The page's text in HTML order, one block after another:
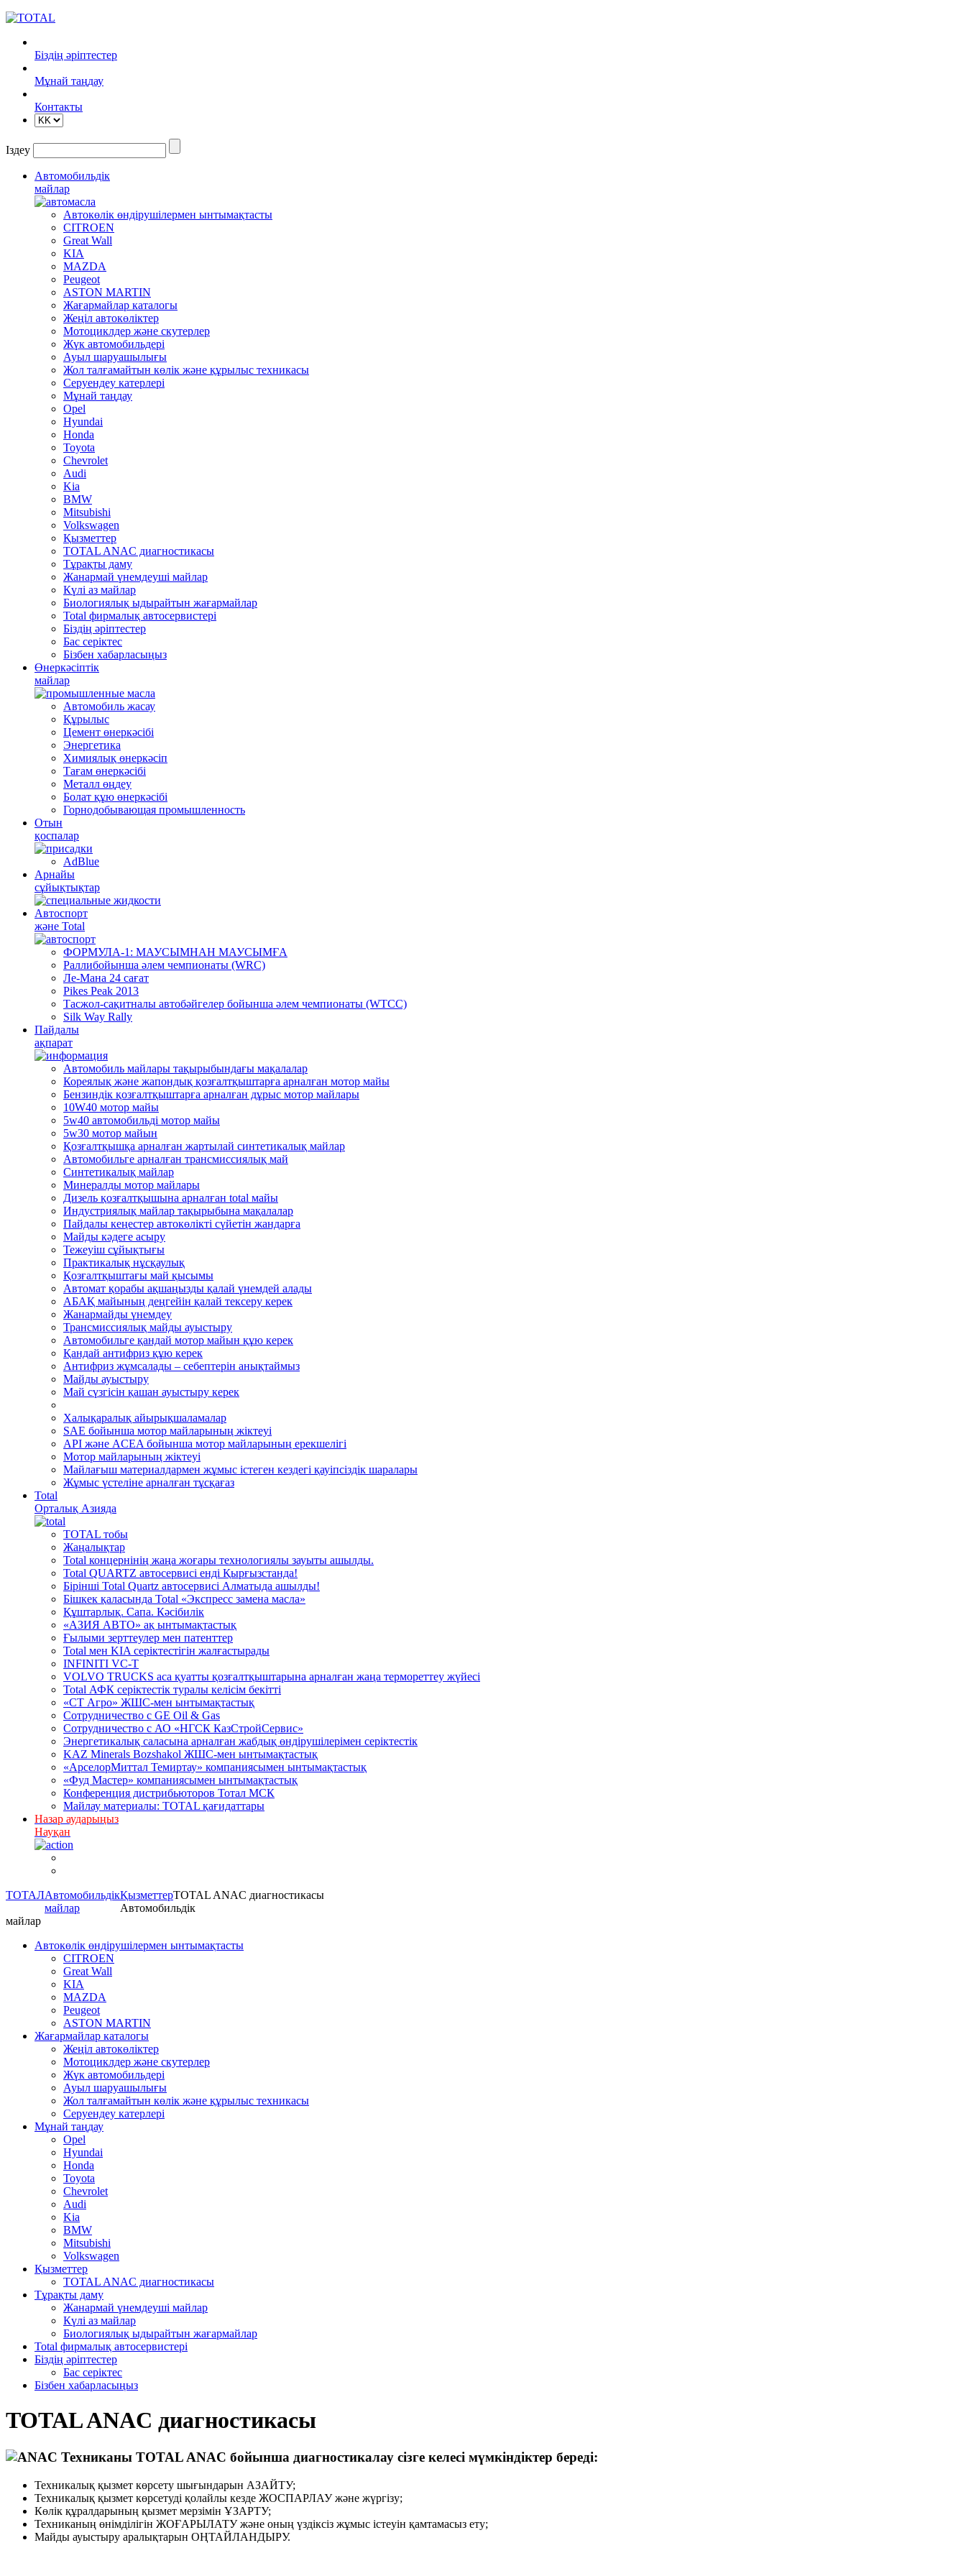
Біздің әріптестер
Mұнай таңдау
Контакты
Іздеу
Автомобильдік
майлар
Автокөлік өндірушілермен ынтымақтасты
CITROEN
Great Wall
KIA
MAZDA
Peugeot
ASTON MARTIN
Жағармайлар каталогы
Жеңіл автокөліктер
Мотоциклдер және скутерлер
Жүк автомобильдері
Ауыл шаруашылығы
Жол талғамайтын көлік және құрылыс техникасы
Серуендеу катерлері
Mұнай таңдау
Opel
Hyundai
Honda
Toyota
Chevrolet
Audi
Kia
BMW
Mitsubishi
Volkswagen
Қызметтер
TOTAL ANAC диагностикасы
Тұрақты даму
Жанармай үнемдеуші майлар
Күлі аз майлар
Биологиялық ыдырайтын жағармайлар
Total фирмалық автосервистері
Біздің әріптестер
Бас серіктес
Бізбен хабарласыңыз
Өнеркәсіптік
майлар
Автомобиль жасау
Құрылыс
Цемент өнеркәсібі
Энергетика
Химиялық өнеркәсіп
Тағам өнеркәсібі
Металл өңдеу
Болат құю өнеркәсібі
Горнодобывающая промышленность
Отын
қоспалар
AdBlue
Арнайы
сұйықтықтар
Автоспорт
және Total
ФОРМУЛА-1: МАУСЫМНАН МАУСЫМҒА
Раллибойынша әлем чемпионаты (WRC)
Ле-Мана 24 сағат
Pikes Peak 2013
Тасжол-сақитналы автобәйгелер бойынша әлем чемпионаты (WTCC)
Silk Way Rally
Пайдалы
ақпарат
Автомобиль майлары тақырыбындағы мақалалар
Кореялық және жапондық қозғалтқыштарға арналған мотор майы
Бензиндік қозғалтқыштарға арналған дұрыс мотор майлары
10W40 мотор майы
5w40 автомобильді мотор майы
5w30 мотор майын
Қозғалтқышқа арналған жартылай синтетикалық майлар
Автомобильге арналған трансмиссиялық май
Синтетикалық майлар
Минералды мотор майлары
Дизель қозғалтқышына арналған total майы
Индустриялық майлар тақырыбына мақалалар
Пайдалы кеңестер автокөлікті сүйетін жандарға
Mайды кәдеге асыру
Тежеуіш cұйықтығы
Практикалық нұсқаулық
Қозғалтқыштағы май қысымы
Автомат қорабы ақшаңызды қалай үнемдей алады
АБАҚ майының деңгейін қалай тексеру керек
Жанармайды үнемдеу
Трансмиссиялық майды ауыстыру
Автомобильге қандай мотор майын құю керек
Қандай антифриз құю керек
Антифриз жұмсалады – себептерін анықтаймыз
Майды ауыстыру
Май сүзгісін қашан ауыстыру керек
Халықаралық айырықшаламалар
SAE бойынша мотор майларының жіктеуі
API және ACEA бойынша мотор майларының ерекшелігі
Мотор майларының жіктеуі
Майлағыш материалдармен жұмыс істеген кездегі қауіпсіздік шаралары
Жұмыс үстеліне арналған тұсқағаз
Total
Орталық Азияда
TOTAL тобы
Жаңалықтар
Total концернінің жаңа жоғары технологиялы зауыты ашылды.
Total QUARTZ автосервисі енді Қырғызстанда!
Бірінші Total Quartz автосервисі Алматыда ашылды!
Бішкек қаласында Total «Экспресс замена масла»
Құштарлық. Сапа. Кәсібилік
«АЗИЯ АВТО» ақ ынтымақтастық
Ғылыми зерттеулер мен патенттер
Total мен KIA серіктестігін жалғастырады
INFINITI VC-T
VOLVO TRUCKS аса қуатты қозғалтқыштарына арналған жаңа термореттеу жүйесі
Total АФК серіктестік туралы келісім бекітті
«СТ Агро» ЖШС-мен ынтымақтастық
Сотрудничество c GE Oil & Gas
Сотрудничество с АО «НГСК КазСтройСервис»
Энергетикалық саласына арналған жабдық өндірушілерімен серіктестік
KAZ Minerals Bozshakol ЖШС-мен ынтымақтастық
«АрселорМиттал Темиртау» компаниясымен ынтымақтастық
«Фуд Мастер» компаниясымен ынтымақтастық
Конференция дистрибьюторов Тотал МСК
Майлау материалы: TOTAL қағидаттары
Назар аударыңыз
Науқан
ТОТАЛАвтомобильдік
майлар
ҚызметтерTOTAL ANAC диагностикасы
Автомобильдік
майлар
Автокөлік өндірушілермен ынтымақтасты
CITROEN
Great Wall
KIA
MAZDA
Peugeot
ASTON MARTIN
Жағармайлар каталогы
Жеңіл автокөліктер
Мотоциклдер және скутерлер
Жүк автомобильдері
Ауыл шаруашылығы
Жол талғамайтын көлік және құрылыс техникасы
Серуендеу катерлері
Mұнай таңдау
Opel
Hyundai
Honda
Toyota
Chevrolet
Audi
Kia
BMW
Mitsubishi
Volkswagen
Қызметтер
TOTAL ANAC диагностикасы
Тұрақты даму
Жанармай үнемдеуші майлар
Күлі аз майлар
Биологиялық ыдырайтын жағармайлар
Total фирмалық автосервистері
Біздің әріптестер
Бас серіктес
Бізбен хабарласыңыз
TOTAL ANAC диагностикасы
Техниканы TOTAL ANAC бойынша диагностикалау сізге келесі мүмкіндіктер береді:
Техникалық қызмет көрсету шығындарын АЗАЙТУ;
Техникалық қызмет көрсетуді қолайлы кезде ЖОСПАРЛАУ және жүргізу;
Көлік құралдарының қызмет мерзімін ҰЗАРТУ;
Техниканың өнімділігін ЖОҒАРЫЛАТУ және оның үздіксіз жұмыс істеуін қамтамасыз ету;
Майды ауыстыру аралықтарын ОҢТАЙЛАНДЫРУ.